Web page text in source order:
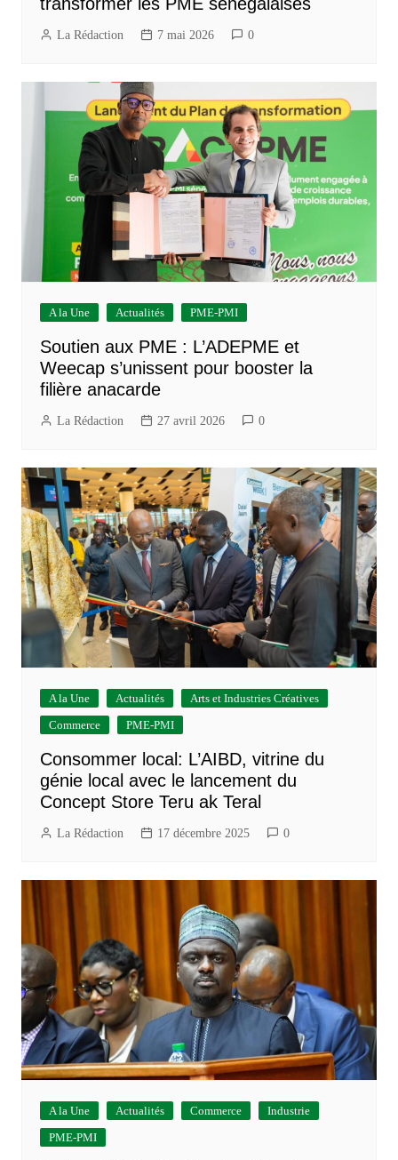
La Rédaction 7 mai 2026 0
A la Une Actualités PME-PMI
Soutien aux PME : L’ADEPME et
Weecap s’unissent pour booster la
filière anacarde
La Rédaction 27 avril 2026 0
A la Une Actualités
Arts et Industries Créatives
Commerce
PME-PMI
Consommer local: L’AIBD, vitrine du
génie local avec le lancement du
Concept Store Teru ak Teral
La Rédaction 17 décembre 2025 0
A la Une Actualités Commerce
Industrie
PME-PMI